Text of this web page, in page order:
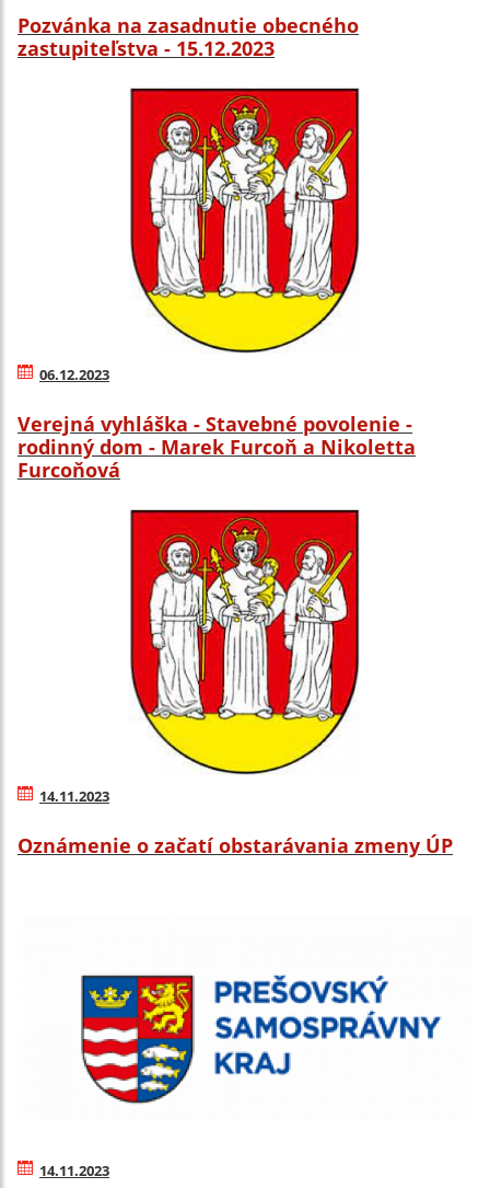
Pozvánka na zasadnutie obecného
zastupiteľstva - 15.12.2023
06.12.2023
Verejná vyhláška - Stavebné povolenie -
rodinný dom - Marek Furcoň a Nikoletta
Furcoňová
14.11.2023
Oznámenie o začatí obstarávania zmeny ÚP
14.11.2023